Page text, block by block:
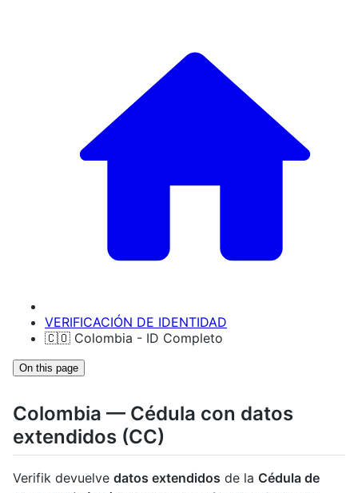
VERIFICACIÓN DE IDENTIDAD
🇨🇴 Colombia - ID Completo
On this page
Colombia — Cédula con datos
extendidos (CC)
Verifik devuelve datos extendidos de la Cédula de